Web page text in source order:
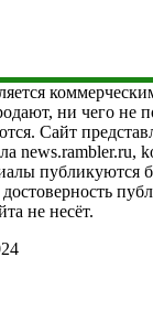
ни чего не
Сайт
news.rambler.ru,
публикуются
достоверность
не несёт.